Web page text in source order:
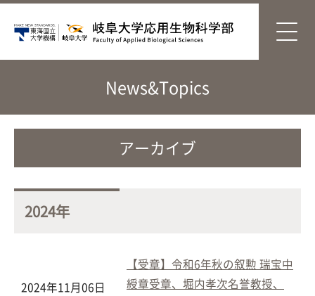
News&Topics
アーカイブ
2024年
2024年11月06日
【受章】令和6年秋の叙勲 瑞宝中
綬章受章、堀内孝次名誉教授、